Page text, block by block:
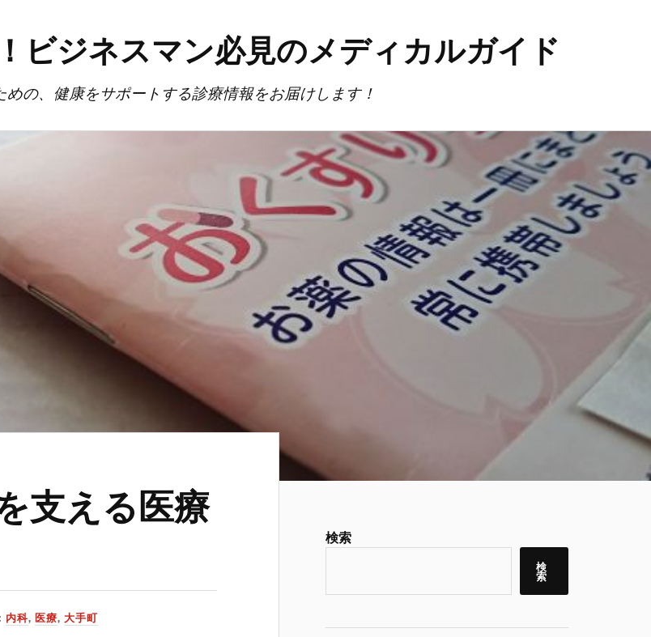
ビジネスマン必見のメディカルガイド
の、健康をサポートする診療情報をお届けします！
支える医療
内科, 医療,大手町
検索
検
索